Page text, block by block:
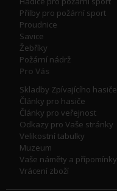
Přilby pro požární sport
Proudnice
Savice
Žebříky
Požární nádrž
Pro Vás
Skladby Zpívajícího hasiče
Články pro hasiče
Články pro veřejnost
Odkazy pro Vaše stránky
Velikostní tabulky
Muzeum
Vaše náměty a přípomínky
Vrácení zboží